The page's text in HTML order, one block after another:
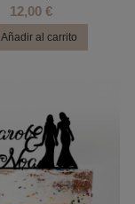
12,00 €
Añadir al carrito